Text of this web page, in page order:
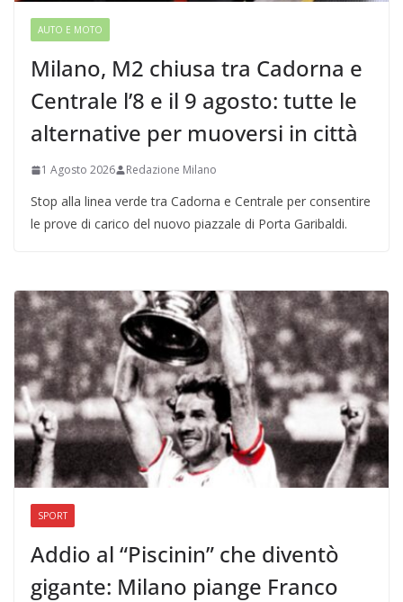
AUTO E MOTO
Milano, M2 chiusa tra Cadorna e
Centrale l’8 e il 9 agosto: tutte le
alternative per muoversi in città
1 Agosto 2026 Redazione Milano
Stop alla linea verde tra Cadorna e Centrale per consentire
le prove di carico del nuovo piazzale di Porta Garibaldi.
SPORT
Addio al “Piscinin” che diventò
gigante: Milano piange Franco